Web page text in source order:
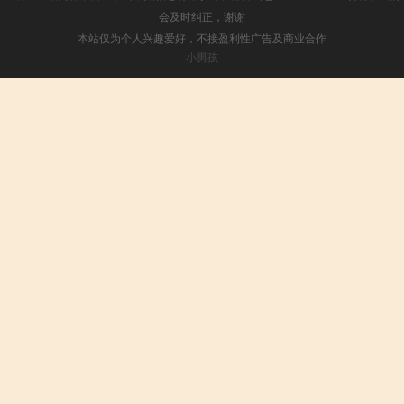
会及时纠正，谢谢
本站仅为个人兴趣爱好，不接盈利性广告及商业合作
小男孩